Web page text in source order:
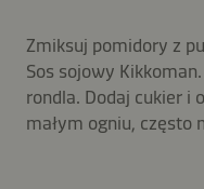
Zmiksuj pomidory z
Sos sojowy
rondla. Dodaj cukier i
małym ogniu, często